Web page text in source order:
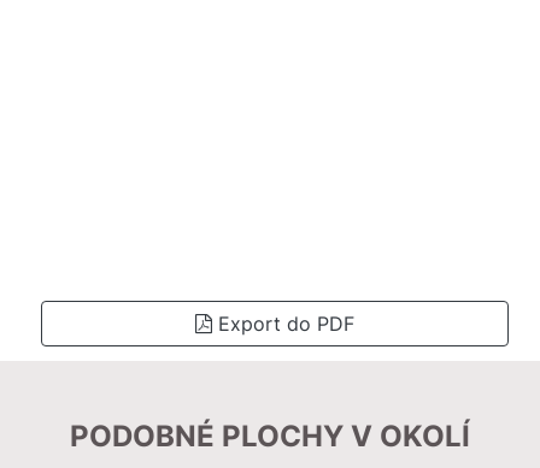
Export do PDF
PODOBNÉ PLOCHY V OKOLÍ